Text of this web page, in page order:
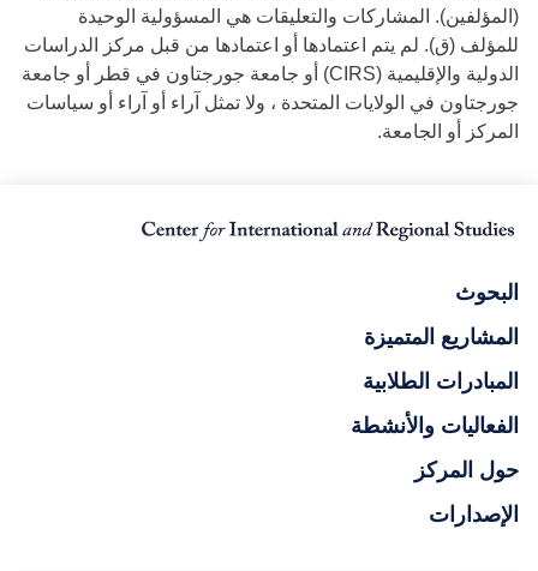
(المؤلفين). المشاركات والتعليقات هي المسؤولية الوحيدة
للمؤلف (ق). لم يتم اعتمادها أو اعتمادها من قبل مركز الدراسات
الدولية والإقليمية (CIRS) أو جامعة جورجتاون في قطر أو جامعة
جورجتاون في الولايات المتحدة ، ولا تمثل آراء أو آراء أو سياسات
المركز أو الجامعة.
البحوث
المشاريع المتميزة
المبادرات الطلابية
الفعاليات والأنشطة
حول المركز
الإصدارات